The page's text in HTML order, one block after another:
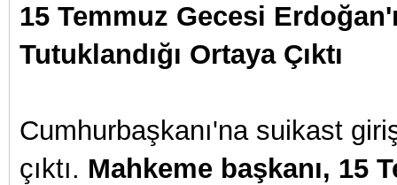
15 Temmuz Gecesi
Tutuklandığı Ortaya Çıktı
Cumhurbaşkanı'na suikast
çıktı. Mahkeme başkanı, 15